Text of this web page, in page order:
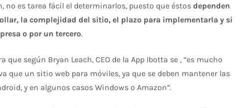
no es tarea fácil el determinarlos, puesto que éstosdependen
la complejidad del sitio, el plazo para implementarla y si
o por un tercero.
según Bryan Leach, CEO de la App Ibotta se , “es mucho
que un sitio web para móviles, ya que se deben mantener las
y en algunos casos Windows o Amazon”.